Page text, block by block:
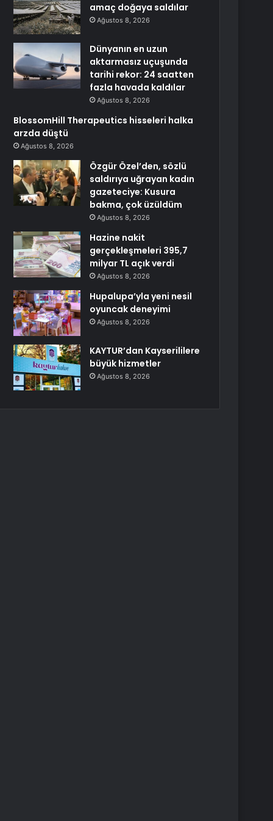
amaç doğaya saldılar
Ağustos 8, 2026
Dünyanın en uzun
aktarmasız uçuşunda
tarihi rekor: 24 saatten
fazla havada kaldılar
Ağustos 8, 2026
BlossomHill Therapeutics hisseleri halka
arzda düştü
Ağustos 8, 2026
Özgür Özel’den, sözlü
saldırıya uğrayan kadın
gazeteciye: Kusura
bakma, çok üzüldüm
Ağustos 8, 2026
Hazine nakit
gerçekleşmeleri 395,7
milyar TL açık verdi
Ağustos 8, 2026
Hupalupa’yla yeni nesil
oyuncak deneyimi
Ağustos 8, 2026
KAYTUR’dan Kayserililere
büyük hizmetler
Ağustos 8, 2026